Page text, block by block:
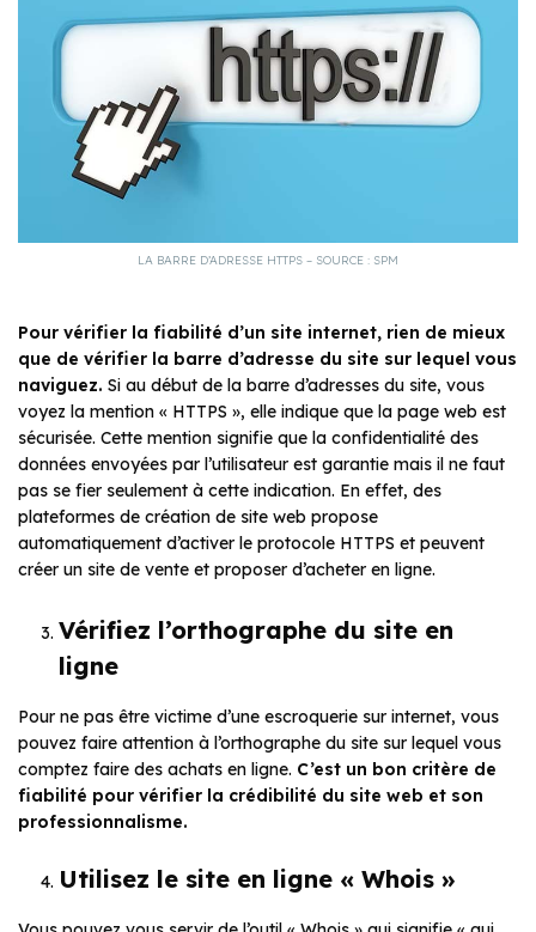
LA BARRE D’ADRESSE HTTPS – SOURCE : SPM
Pour vérifier la fiabilité d’un site internet, rien de mieux
que de vérifier la barre d’adresse du site sur lequel vous
naviguez. Si au début de la barre d’adresses du site, vous
voyez la mention « HTTPS », elle indique que la page web est
sécurisée. Cette mention signifie que la confidentialité des
données envoyées par l’utilisateur est garantie mais il ne faut
pas se fier seulement à cette indication. En effet, des
plateformes de création de site web propose
automatiquement d’activer le protocole HTTPS et peuvent
créer un site de vente et proposer d’acheter en ligne.
Vérifiez l’orthographe du site en
ligne
Pour ne pas être victime d’une escroquerie sur internet, vous
pouvez faire attention à l’orthographe du site sur lequel vous
comptez faire des achats en ligne. C’est un bon critère de
fiabilité pour vérifier la crédibilité du site web et son
professionnalisme.
Utilisez le site en ligne « Whois »